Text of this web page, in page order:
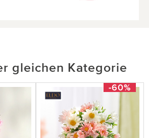
gleichen Kategorie
-60%